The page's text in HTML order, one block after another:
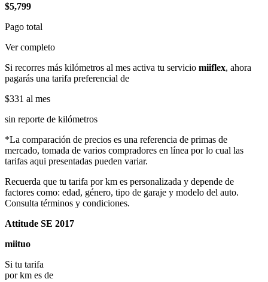
$5,799
Pago total
Ver completo
Si recorres más kilómetros al mes activa tu servicio miiflex, ahora
pagarás una tarifa preferencial de
$331 al mes
sin reporte de kilómetros
*La comparación de precios es una referencia de primas de
mercado, tomada de varios compradores en línea por lo cual las
tarifas aqui presentadas pueden variar.
Recuerda que tu tarifa por km es personalizada y depende de
factores como: edad, género, tipo de garaje y modelo del auto.
Consulta términos y condiciones.
Attitude SE 2017
miituo
Si tu tarifa
por km es de